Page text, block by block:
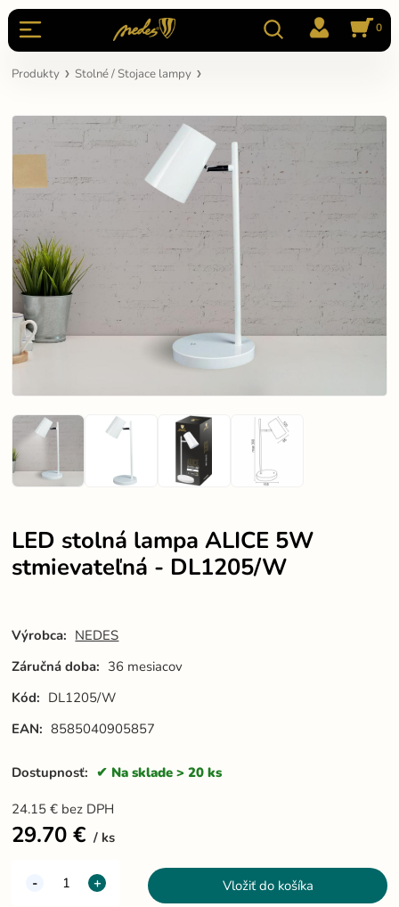
0
Produkty Stolné / Stojace lampy
LED stolná lampa ALICE 5W
stmievateľná - DL1205/W
Výrobca: NEDES
Záručná doba: 36 mesiacov
Kód: DL1205/W
EAN: 8585040905857
Dostupnosť: Na sklade > 20 ks
24.15 € bez DPH
29.70 € ks